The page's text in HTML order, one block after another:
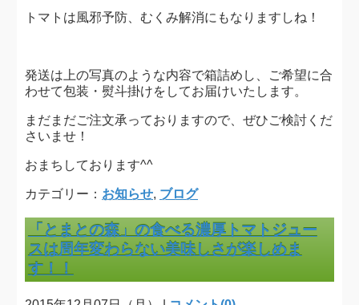
トマトは風邪予防、むくみ解消にもなりますしね！
発送は上の写真のような内容で箱詰めし、ご希望に合
わせて包装・熨斗掛けをしてお届けいたします。
まだまだご注文承っておりますので、ぜひご検討くだ
さいませ！
おまちしております^^
カテゴリー： お知らせ, ブログ
「とまとの森」の食べる濃厚トマトジュー
スは周年変わらない美味しさが楽しめま
す！！